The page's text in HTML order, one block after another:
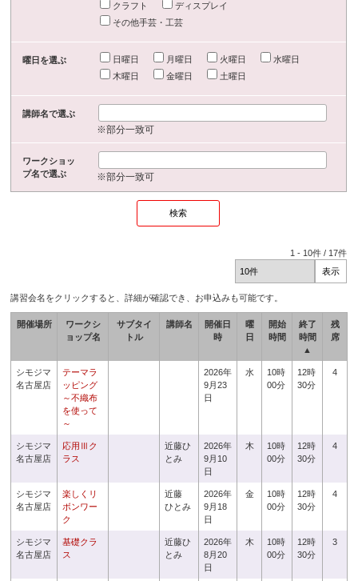
クラフト
ディスプレイ
その他手芸・工芸
曜日を選ぶ 日曜日 月曜日 火曜日
水曜日
木曜日
金曜日 土曜日
講師名で選ぶ
※部分一致可
ワークショッ
プ名で選ぶ
※部分一致可
1 - 10件 / 17件
講習会名をクリックすると、詳細が確認でき、お申込みも可能です。
開催場所
ワークシ
ョップ名
サブタイ
トル
講師名
開催日
時
曜
日
開始
時間
終了
時間
▲
残
席
シモジマ
名古屋店
テーマラ
ッピング
～不織布
を使って
～
2026年
9月23
日
水
10時
00分
12時
30分
4
シモジマ
名古屋店
応用Ⅲク
ラス
近藤ひ
とみ
2026年
9月10
日
木
10時
00分
12時
30分
4
シモジマ
名古屋店
楽しくリ
ボンワー
ク
近藤
ひとみ
2026年
9月18
日
金
10時
00分
12時
30分
4
シモジマ
名古屋店
基礎クラ
ス
近藤ひ
とみ
2026年
8月20
日
木
10時
00分
12時
30分
3